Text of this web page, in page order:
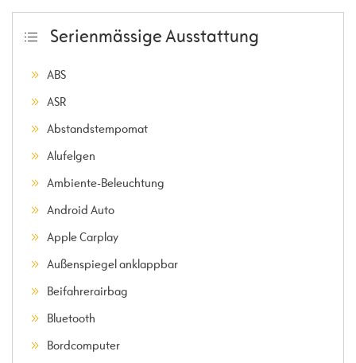
Serienmässige Ausstattung
ABS
ASR
Abstandstempomat
Alufelgen
Ambiente-Beleuchtung
Android Auto
Apple Carplay
Außenspiegel anklappbar
Beifahrerairbag
Bluetooth
Bordcomputer